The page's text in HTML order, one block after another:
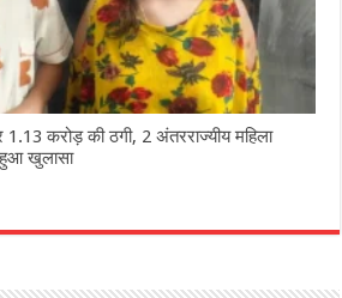
करोड़ की ठगी, 2 अंतरराज्यीय महिला
हुआ खुलासा